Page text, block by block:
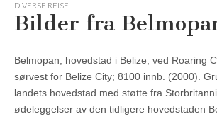
DIVERSE REISE
Bilder fra
Belmopan, hovedstad i Belize, ved Roaring
sørvest for Belize City; 8100 innb. (2000).
landets hovedstad med støtte fra
ødeleggelser av den tidligere hovedstaden